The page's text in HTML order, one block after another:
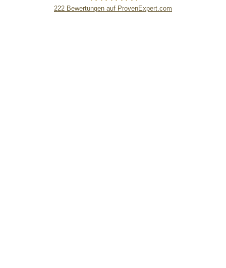
222 Bewertungen auf ProvenExpert.com